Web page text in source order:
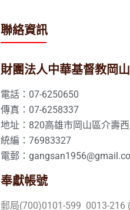
聯絡資訊
財團法人中華基督教岡
電話：07-6250650
傳真：07-6258337
地址：820高雄市岡山區介壽
統編：76983327
電郵：
奉獻帳號
郵局(700)0101-599 0013-216